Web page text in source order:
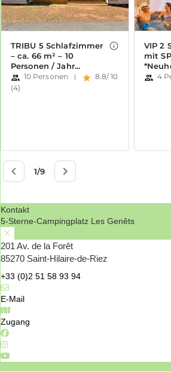
Kontakt
5-Sterne-Campingplatz Les Genêts
201 Av. de la Forêt
85270 Saint-Hilaire-de-Riez
+33 (0)2 51 58 93 94
E-Mail
Zugang